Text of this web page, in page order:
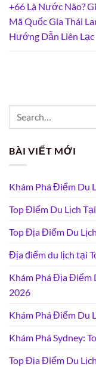
+66 Là Nước Nào?
Mã Quốc Gia Thái
Hướng Dẫn Liên Lạc
BÀI VIẾT MỚI
Khám Phá Điểm Du
Top Điểm Du Lịch
Top Địa Điểm Du
Địa điểm du lịch tại
Khám Phá Địa Điểm
2026
Khám Phá Điểm Du
Khám Phá Sydney:
Top Địa Điểm Du